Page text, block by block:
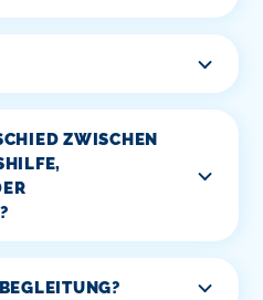
ZWISCHEN